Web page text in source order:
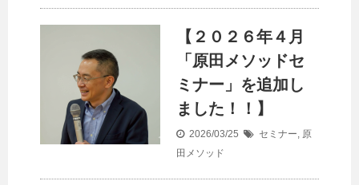
【２０２６年４月
「原田メソッドセ
ミナー」を追加し
ました！！】
2026/03/25 セミナー, 原
田メソッド